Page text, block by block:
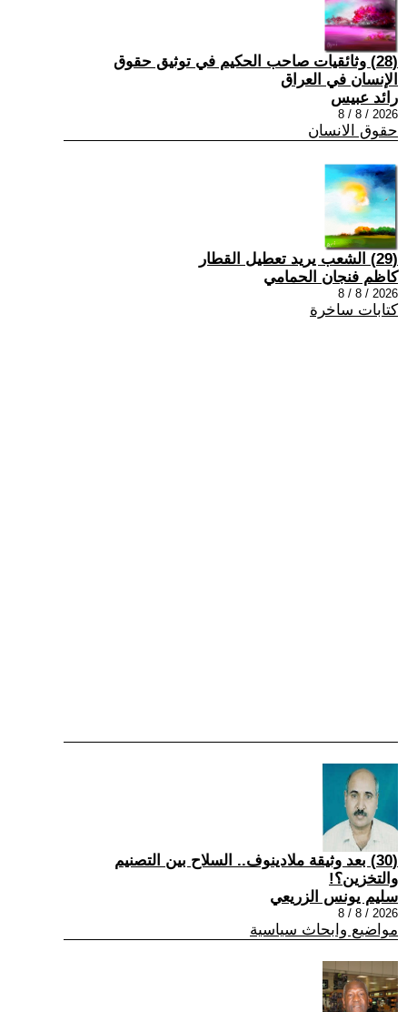
(28) وثائقيات صاحب الحكيم في توثيق حقوق
الإنسان في العراق
رائد عبيس
2026 / 8 / 8
حقوق الانسان
(29) الشعب يريد تعطيل القطار
كاظم فنجان الحمامي
2026 / 8 / 8
كتابات ساخرة
(30) بعد وثيقة ملادينوف.. السلاح بين التصنيم
والتخزين؟!
سليم يونس الزريعي
2026 / 8 / 8
مواضيع وابحاث سياسية